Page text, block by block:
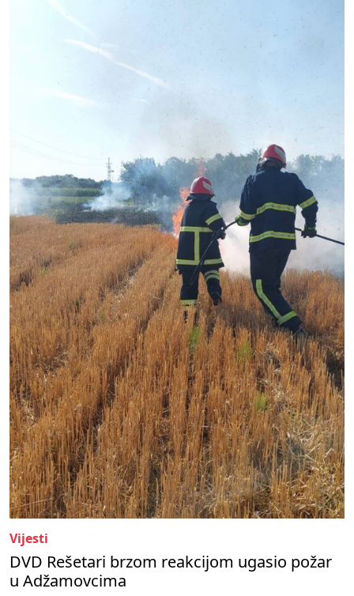
Vijesti
DVD Rešetari brzom reakcijom ugasio požar
u Adžamovcima